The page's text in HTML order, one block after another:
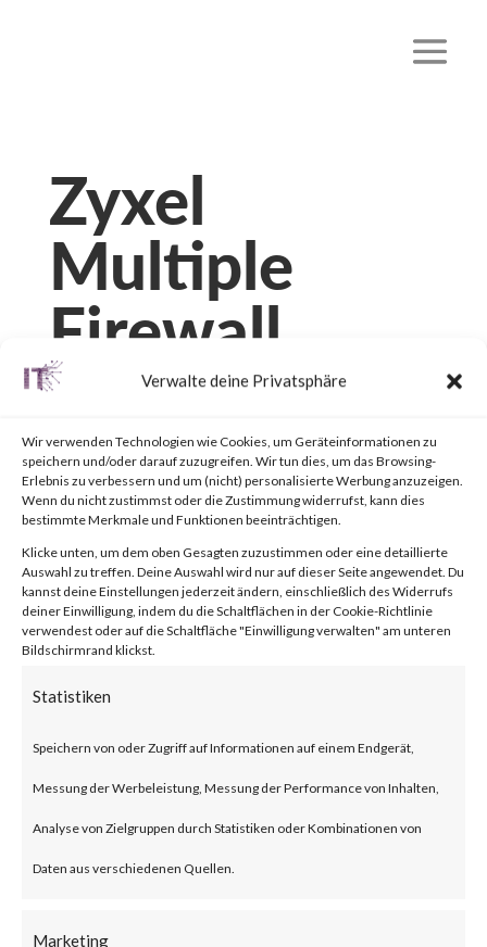
Verwalte deine Privatsphäre
Wir verwenden Technologien wie Cookies, um Geräteinformationen zu
speichern und/oder darauf zuzugreifen. Wir tun dies, um das Browsing-
Erlebnis zu verbessern und um (nicht) personalisierte Werbung anzuzeigen.
Wenn du nicht zustimmst oder die Zustimmung widerrufst, kann dies
bestimmte Merkmale und Funktionen beeinträchtigen.
Klicke unten, um dem oben Gesagten zuzustimmen oder eine detaillierte
Auswahl zu treffen. Deine Auswahl wird nur auf dieser Seite angewendet. Du
kannst deine Einstellungen jederzeit ändern, einschließlich des Widerrufs
deiner Einwilligung, indem du die Schaltflächen in der Cookie-Richtlinie
verwendest oder auf die Schaltfläche "Einwilligung verwalten" am unteren
Bildschirmrand klickst.
Statistiken
Speichern von oder Zugriff auf Informationen auf einem Endgerät,
Messung der Werbeleistung, Messung der Performance von Inhalten,
Analyse von Zielgruppen durch Statistiken oder Kombinationen von
Daten aus verschiedenen Quellen.
Marketing
Zyxel
Multiple
Firewall
Vulnerabiliti
es
von|13. Juni 2023|Unkategorisiert|0 Kommentare
Facebook 0
The Zyxel Networks is one of
the leading providers of
broadband networking solution